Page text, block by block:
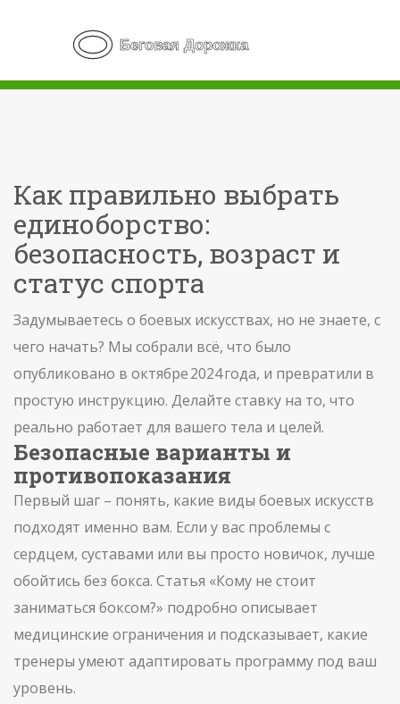
Как правильно выбрать
единоборство:
безопасность, возраст и
статус спорта
Задумываетесь о боевых искусствах, но не знаете, с
чего начать? Мы собрали всё, что было
опубликовано в октябре 2024 года, и превратили в
простую инструкцию. Делайте ставку на то, что
реально работает для вашего тела и целей.
Безопасные варианты и
противопоказания
Первый шаг – понять, какие виды боевых искусств
подходят именно вам. Если у вас проблемы с
сердцем, суставами или вы просто новичок, лучше
обойтись без бокса. Статья «Кому не стоит
заниматься боксом?» подробно описывает
медицинские ограничения и подсказывает, какие
тренеры умеют адаптировать программу под ваш
уровень.